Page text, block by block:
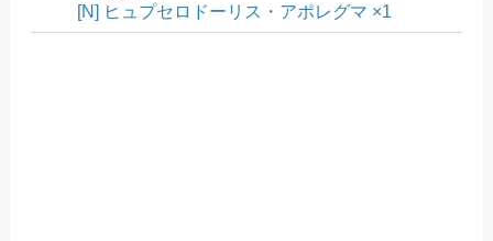
[N] ヒュプセロドーリス・アポレグマ ×1